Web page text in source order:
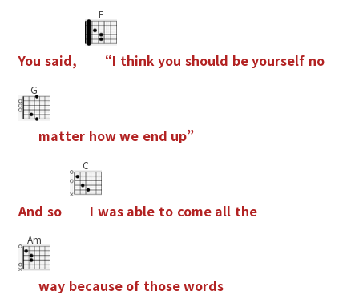
You said,
F
“I thinkyou should beyourself no
G
matter howwe end up”
And so
C
I was able to come all the
Am
way because of thosewords